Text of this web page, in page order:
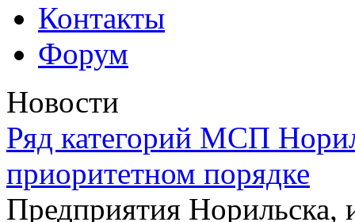
Контакты
Форум
Новости
Ряд категорий МСП
приоритетном порядке
Предприятия